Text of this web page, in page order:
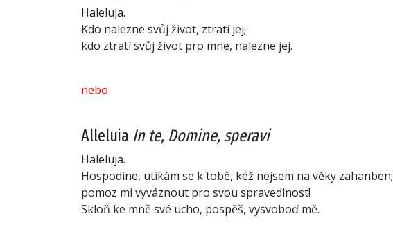
Haleluja.
Kdo nalezne svůj život, ztratí jej;
kdo ztratí svůj život pro mne, nalezne jej.
nebo
Alleluia In te, Domine, speravi
Haleluja.
Hospodine, utíkám se k tobě, kéž nejsem na věky zahanben;
pomoz mi vyváznout pro svou spravedlnost!
Skloň ke mně své ucho, pospěš, vysvoboď mě.